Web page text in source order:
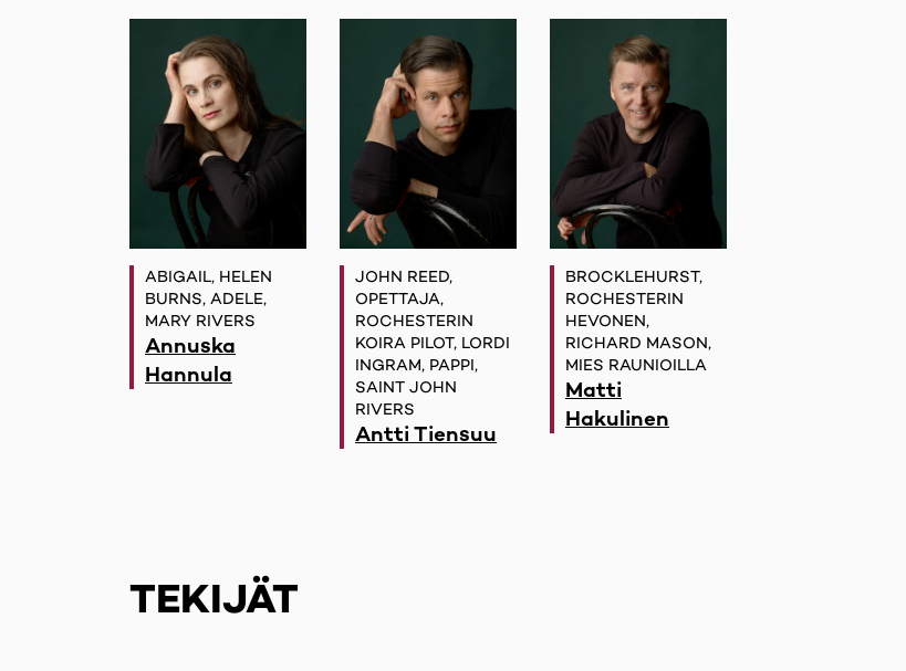
ABIGAIL, HELEN
BURNS, ADELE,
MARY RIVERS
Annuska
Hannula
JOHN REED,
OPETTAJA,
ROCHESTERIN
KOIRA PILOT, LORDI
INGRAM, PAPPI,
SAINT JOHN
RIVERS
Antti Tiensuu
BROCKLEHURST,
ROCHESTERIN
HEVONEN,
RICHARD MASON,
MIES RAUNIOILLA
Matti
Hakulinen
TEKIJÄT